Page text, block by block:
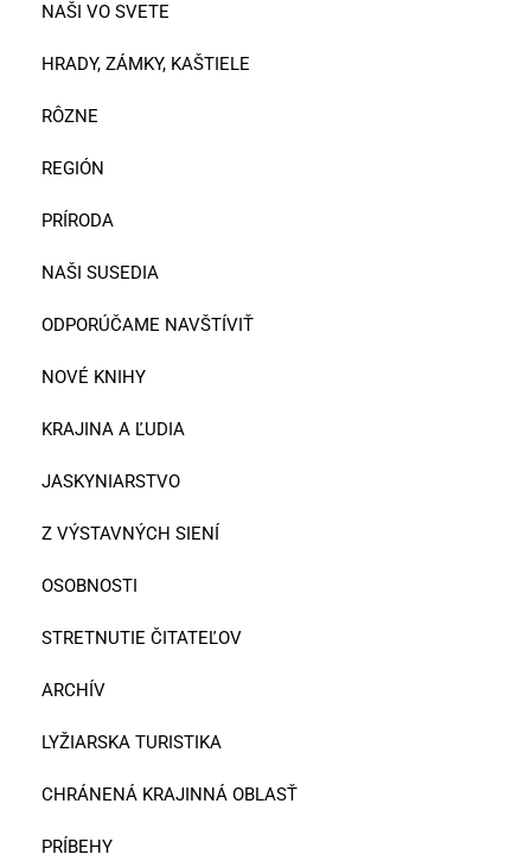
NAŠI VO SVETE
HRADY, ZÁMKY, KAŠTIELE
RÔZNE
REGIÓN
PRÍRODA
NAŠI SUSEDIA
ODPORÚČAME NAVŠTÍVIŤ
NOVÉ KNIHY
KRAJINA A ĽUDIA
JASKYNIARSTVO
Z VÝSTAVNÝCH SIENÍ
OSOBNOSTI
STRETNUTIE ČITATEĽOV
ARCHÍV
LYŽIARSKA TURISTIKA
CHRÁNENÁ KRAJINNÁ OBLASŤ
PRÍBEHY